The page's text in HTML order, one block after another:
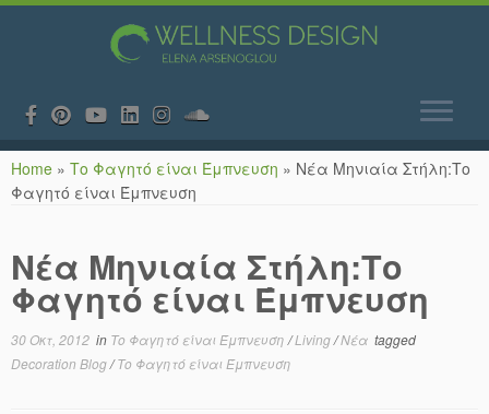
Skip
to
Home » Το Φαγητό είναι Έμπνευση » Νέα Μηνιαία Στήλη:Το
Φαγητό είναι Έμπνευση
Νέα Μηνιαία Στήλη:Το
Φαγητό είναι Έμπνευση
30 Οκτ, 2012 in Το Φαγητό είναι Έμπνευση /Living/Νέα tagged
Decoration Blog/Το Φαγητό είναι Έμπνευση